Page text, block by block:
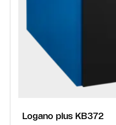
Logano plus KB372